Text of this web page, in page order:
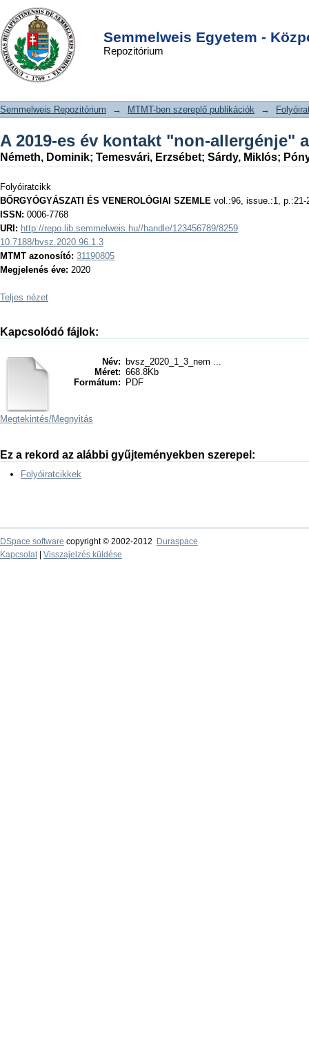
Semmelweis Egyetem -
Repozitórium
A 2019-es év kontakt "non-allergénje"
a parabén
DSpace/Manakin Repository
Semmelweis Repozitórium → MTMT-ben szereplő publikációk →
A 2019-es év kontakt "non-allergénje"
Németh, Dominik; Temesvári, Erzsébet; Sárdy, Miklós;
Folyóiratcikk
BŐRGYÓGYÁSZATI ÉS VENEROLÓGIAI SZEMLE vol.:96, issue.:1, p.:21-
ISSN: 0006-7768
URI: http://repo.lib.semmelweis.hu//handle/123456789/8259
10.7188/bvsz.2020.96.1.3
MTMT azonosító: 31190805
Megjelenés éve: 2020
Teljes nézet
Kapcsolódó fájlok:
Név:
bvsz_2020_1_3_nem ...
Méret: 668.8Kb
Formátum:
PDF
Megtekintés/Megnyitás
Ez a rekord az alábbi gyűjteményekben szerepel:
Folyóiratcikkek
DSpace software copyright © 2002-2012
Duraspace
Kapcsolat| Visszajelzés küldése